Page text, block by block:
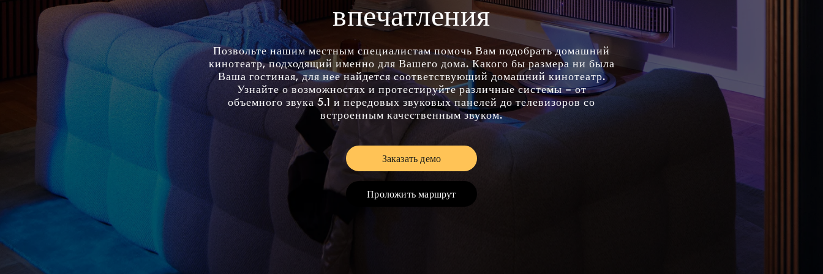
впечатления
Позвольте нашим местным специалистам помочь Вам подобрать домашний
кинотеатр, подходящий именно для Вашего дома. Какого бы размера ни была
Ваша гостиная, для нее найдется соответствующий домашний кинотеатр.
Узнайте о возможностях и протестируйте различные системы – от
объемного звука 5.1 и передовых звуковых панелей до телевизоров со
встроенным качественным звуком.
Заказать демоLink Opens in New Tab
Проложить маршрутLink Opens in New Tab